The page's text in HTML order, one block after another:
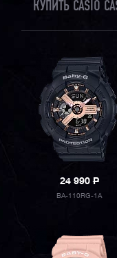
КУПИТЬ CASIO
24 990P
BA-110RG-1A